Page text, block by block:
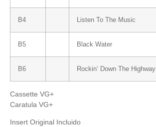
B4 Listen To The Music
B5 Black Water
B6 Rockin’ Down The Highway
Cassette VG+
Caratula VG+
Insert Original Incluido